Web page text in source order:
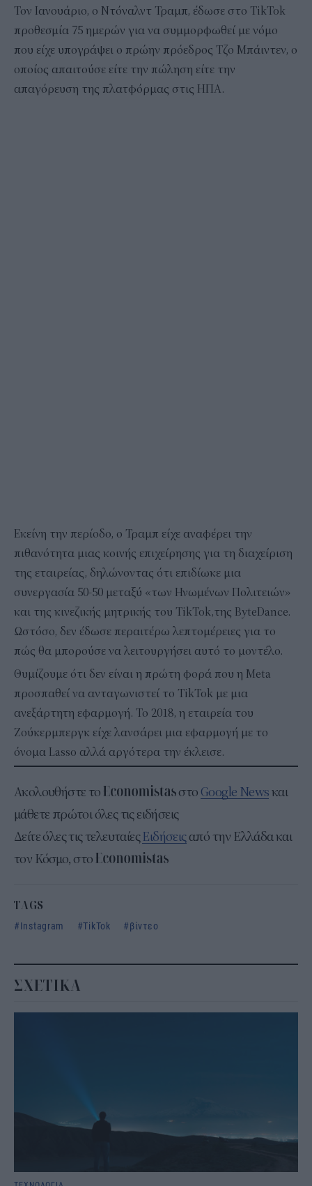
Τον Ιανουάριο, ο Ντόναλντ Τραμπ, έδωσε στο TikTok
προθεσμία 75 ημερών για να συμμορφωθεί με νόμο
που είχε υπογράψει ο πρώην πρόεδρος Τζο Μπάιντεν, ο
οποίος απαιτούσε είτε την πώληση είτε την
απαγόρευση της πλατφόρμας στις ΗΠΑ.
Εκείνη την περίοδο, ο Τραμπ είχε αναφέρει την
πιθανότητα μιας κοινής επιχείρησης για τη διαχείριση
της εταιρείας, δηλώνοντας ότι επιδίωκε μια
συνεργασία 50-50 μεταξύ «των Ηνωμένων Πολιτειών»
και της κινεζικής μητρικής του TikTok,της ByteDance.
Ωστόσο, δεν έδωσε περαιτέρω λεπτομέρειες για το
πώς θα μπορούσε να λειτουργήσει αυτό το μοντέλο.
Θυμίζουμε ότι δεν είναι η πρώτη φορά που η Meta
προσπαθεί να ανταγωνιστεί το TikTok με μια
ανεξάρτητη εφαρμογή. Το 2018, η εταιρεία του
Ζούκερμπεργκ είχε λανσάρει μια εφαρμογή με το
όνομα Lasso αλλά αργότερα την έκλεισε.
Ακολουθήστε το στο Google Newsκαι
μάθετε πρώτοι όλες τις ειδήσεις
Δείτε όλες τις τελευταίεςΕιδήσειςαπό την Ελλάδα και
τον Κόσμο, στο
TAGS
Instagram
TikTok βίντεο
ΣΧΕΤΙΚΑ